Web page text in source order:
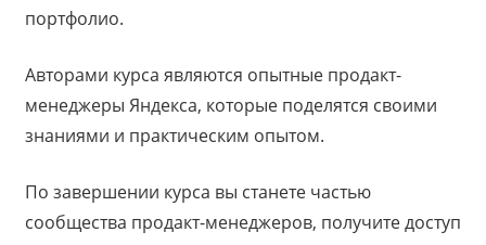
портфолио.
Авторами курса являются опытные продакт-
менеджеры Яндекса, которые поделятся своими
знаниями и практическим опытом.
По завершении курса вы станете частью
сообщества продакт-менеджеров, получите доступ